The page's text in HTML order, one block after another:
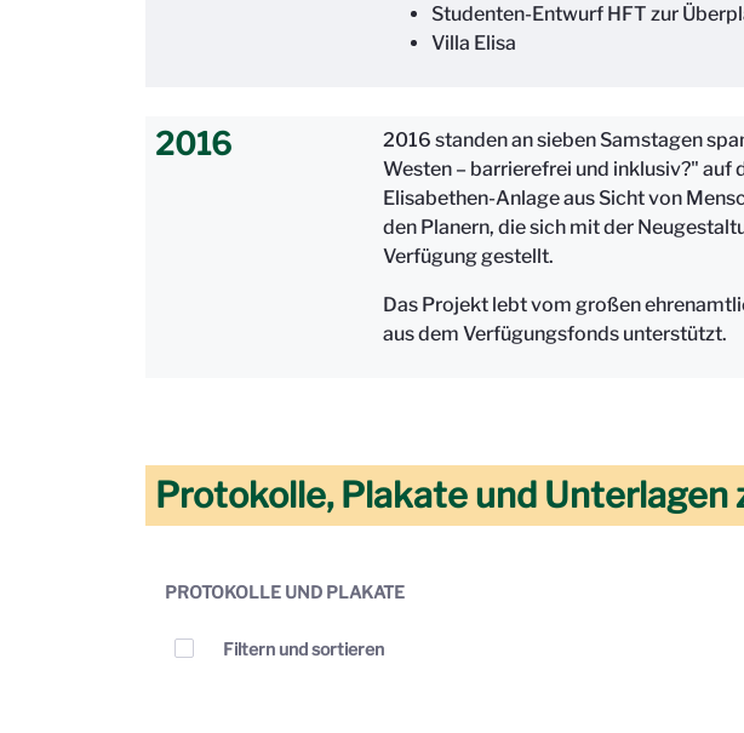
Studenten-Entwurf HFT zur
Villa Elisa
2016
2016 standen an sieben Samstagen
Westen – barrierefrei und inklusiv?" auf
Elisabethen-Anlage aus Sicht von
den Planern, die sich mit der
Verfügung gestellt.
Das Projekt lebt vom großen
aus dem Verfügungsfonds unterstützt.
Protokolle, Plakate und Unterlagen
PROTOKOLLE UND PLAKATE
Elemente auswählen
Filtern und sortieren